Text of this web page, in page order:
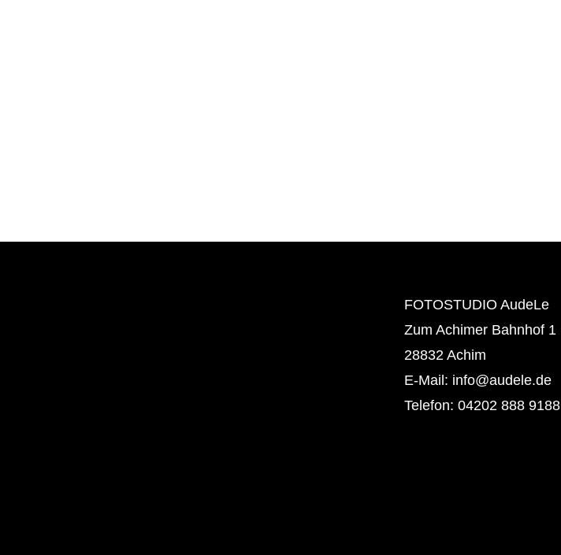
FOTOSTUDIO AudeLe
Zum Achimer Bahnhof 1
28832 Achim
E-Mail: info@audele.de
Telefon: 04202 888 9188